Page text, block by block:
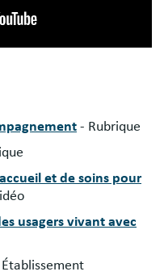
- Rubrique
et de soins pour
usagers vivant avec